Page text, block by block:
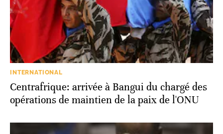
INTERNATIONAL
Centrafrique: arrivée à Bangui du chargé des
opérations de maintien de la paix de l'ONU